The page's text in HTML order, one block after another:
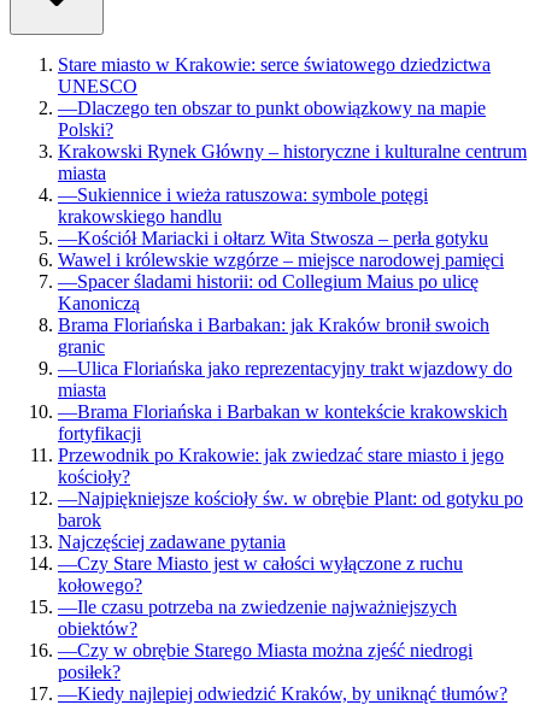
Stare miasto w Krakowie: serce światowego dziedzictwa
UNESCO
—Dlaczego ten obszar to punkt obowiązkowy na mapie
Polski?
Krakowski Rynek Główny – historyczne i kulturalne centrum
miasta
—Sukiennice i wieża ratuszowa: symbole potęgi
krakowskiego handlu
—Kościół Mariacki i ołtarz Wita Stwosza – perła gotyku
Wawel i królewskie wzgórze – miejsce narodowej pamięci
—Spacer śladami historii: od Collegium Maius po ulicę
Kanoniczą
Brama Floriańska i Barbakan: jak Kraków bronił swoich
granic
—Ulica Floriańska jako reprezentacyjny trakt wjazdowy do
miasta
—Brama Floriańska i Barbakan w kontekście krakowskich
fortyfikacji
Przewodnik po Krakowie: jak zwiedzać stare miasto i jego
kościoły?
—Najpiękniejsze kościoły św. w obrębie Plant: od gotyku po
barok
Najczęściej zadawane pytania
—Czy Stare Miasto jest w całości wyłączone z ruchu
kołowego?
—Ile czasu potrzeba na zwiedzenie najważniejszych
obiektów?
—Czy w obrębie Starego Miasta można zjeść niedrogi
posiłek?
—Kiedy najlepiej odwiedzić Kraków, by uniknąć tłumów?